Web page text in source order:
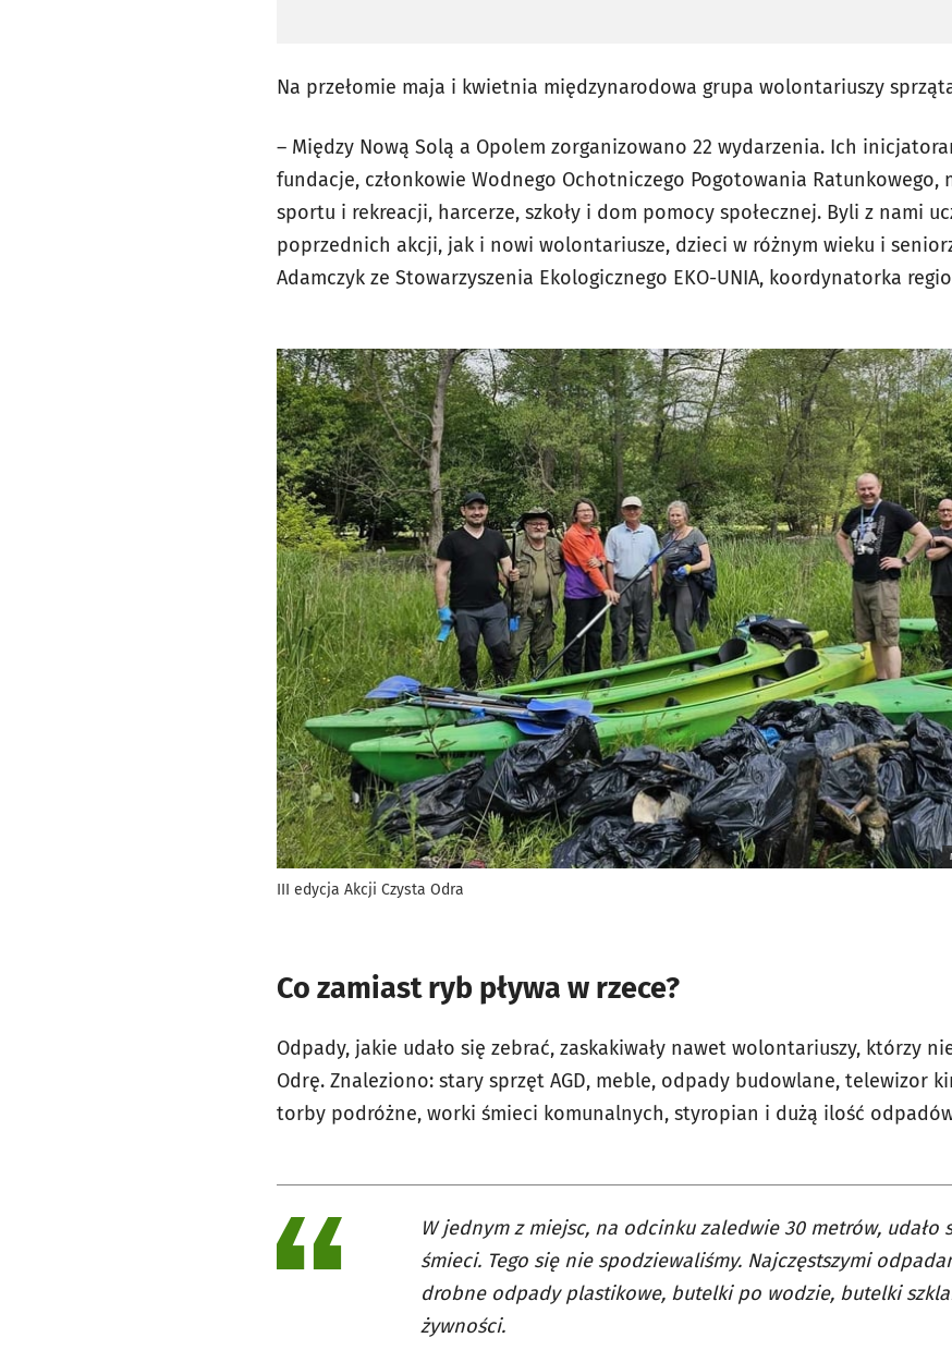
Na przełomie maja i kwietnia międzynarodowa grupa wolontariuszy
– Między Nową Solą a Opolem zorganizowano 22 wydarzenia. Ich
fundacje, członkowie Wodnego Ochotniczego Pogotowania Ratunkowego,
sportu i rekreacji, harcerze, szkoły i dom pomocy społecznej. Byli z nami
poprzednich akcji, jak i nowi wolontariusze, dzieci w różnym wieku i
Adamczyk ze Stowarzyszenia Ekologicznego EKO-UNIA, koordynatorka
III edycja Akcji Czysta Odra
Co zamiast ryb pływa w rzece?
Odpady, jakie udało się zebrać, zaskakiwały nawet wolontariuszy, którzy
Odrę. Znaleziono: stary sprzęt AGD, meble, odpady budowlane, telewizor
torby podróżne, worki śmieci komunalnych, styropian i dużą ilość
W jednym z miejsc, na odcinku zaledwie 30 metrów,
śmieci. Tego się nie spodziewaliśmy. Najczęstszymi
drobne odpady plastikowe, butelki po wodzie, butelki
żywności.